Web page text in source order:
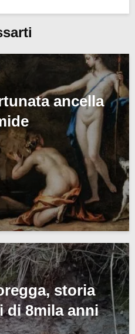
ancella
storia
di 8mila anni